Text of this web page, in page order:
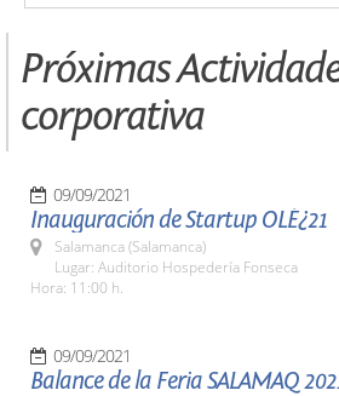
Próximas
corporativa
09/09/2021
Inauguración de Startup OLÉ¿21
Salamanca (Salamanca)
Lugar: Auditorio Hospedería Fonseca
Hora: 11:00 h.
09/09/2021
Balance de la Feria SALAMAQ